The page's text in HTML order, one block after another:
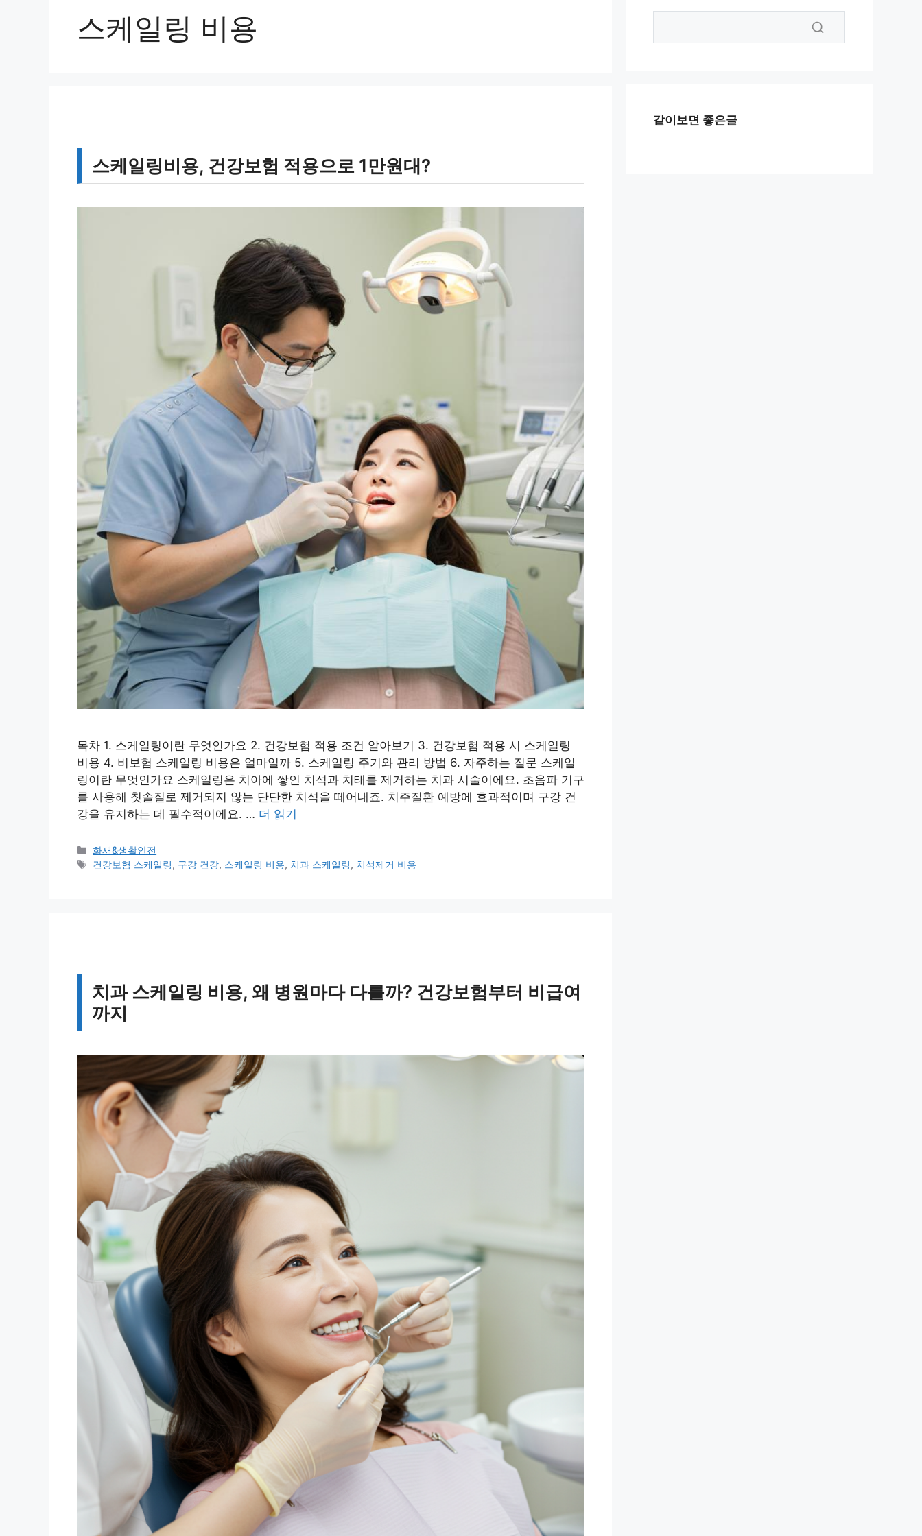
스케일링 비용
스케일링비용, 건강보험 적용으로 1만원대?
목차 1. 스케일링이란 무엇인가요 2. 건강보험 적용 조건 알아보기 3. 건강보험 적용 시 스케일링
비용 4. 비보험 스케일링 비용은 얼마일까 5. 스케일링 주기와 관리 방법 6. 자주하는 질문 스케일
링이란 무엇인가요 스케일링은 치아에 쌓인 치석과 치태를 제거하는 치과 시술이에요. 초음파 기구
를 사용해 칫솔질로 제거되지 않는 단단한 치석을 떼어내죠. 치주질환 예방에 효과적이며 구강 건
강을 유지하는 데 필수적이에요. … 더 읽기
카
테
화재&생활안전
태
건강보험 스케일링, 구강 건강, 스케일링 비용, 치과 스케일링, 치석제거 비용
치과 스케일링 비용, 왜 병원마다 다를까? 건강보험부터 비급여
까지
같이보면 좋은글